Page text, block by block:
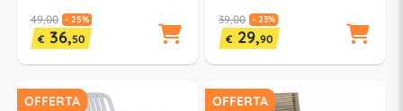
49,00 - 25%
€ 36,50
39,00 - 23%
€ 29,90
OFFERTA OFFERTA